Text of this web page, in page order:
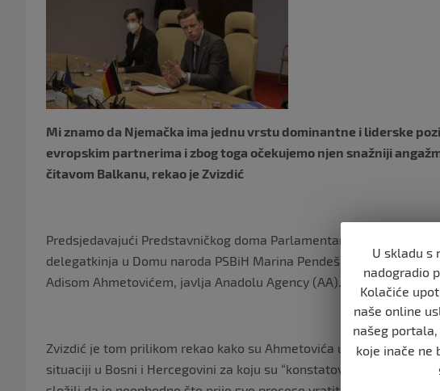
Mi znamo da Njemačka ima jednu vrstu dominantne i liderske
evropskim partnerima i zbog toga očekujemo njen snažniji
čitavom Balkanu, rekao je Zvizdić
Predsjedavajući Predstavničkog doma Parlamentarne Skupštine
delegatkinja u Domu naroda PSBiH Marina Pendeš sastali su se s
Adisom Ahmetovićem, javlja Anadolu Agency (AA).
Zvizdić je tom prilikom rekao kako su Ahmetovića upoznali o
situaciji u Bosni i Hercegovini za koju su “konstatovali da je vrlo
U skladu s
nadogradio
Kolačiće
naše online
našeg
koje inače ne